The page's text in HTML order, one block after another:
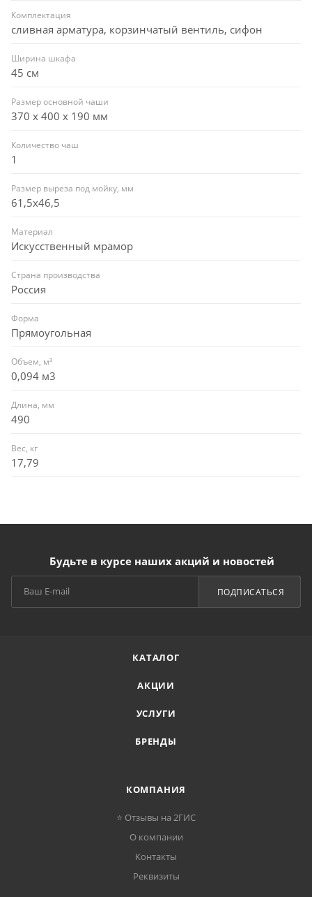
Комплектация
сливная арматура, корзинчатый вентиль, сифон
Ширина шкафа
45 см
Размер основной чаши
370 х 400 х 190 мм
Количество чаш
1
Размер выреза под мойку, мм
61,5x46,5
Материал
Искусственный мрамор
Страна производства
Россия
Форма
Прямоугольная
Объем, м³
0,094 м3
Длина, мм
490
Вес, кг
17,79
Будьте в курсе наших акций и новостей
ПОДПИСАТЬСЯ
КАТАЛОГ
АКЦИИ
УСЛУГИ
БРЕНДЫ
КОМПАНИЯ
⭐ Отзывы на 2ГИС
О компании
Контакты
Реквизиты